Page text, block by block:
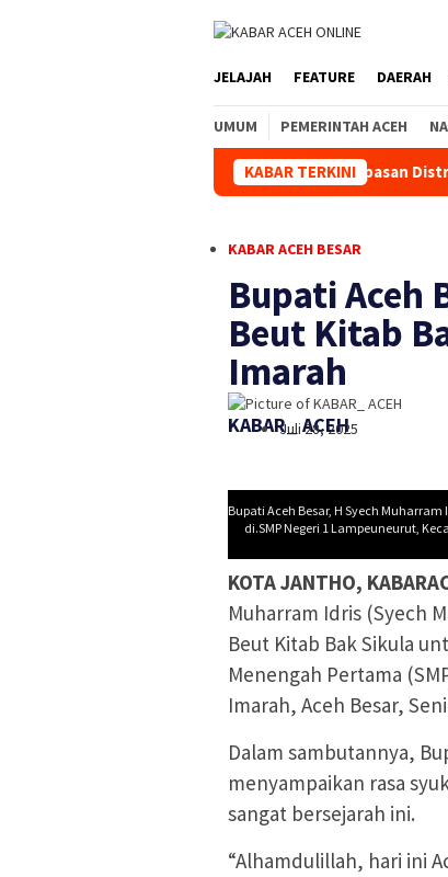
JELAJAH FEATURE DAERAH
UMUM PEMERINTAH ACEH
KABAR TERKINI
Kapolda Aceh Hadiri Pelepasan Distribusi Bantuan
KABAR ACEH BESAR
Bupati Aceh
Beut Kitab
Imarah
KABAR_ ACEH
Juli 28, 2025
Bupati Aceh Besar, H Syech
di.SMP Negeri 1 Lampeuneurut,
KOTA JANTHO,
Muharram Idris (Syech
Beut Kitab Bak Sikula
Menengah Pertama
Imarah, Aceh Besar,
Dalam sambutannya,
menyampaikan rasa
sangat bersejarah ini.
“Alhamdulillah, hari ini